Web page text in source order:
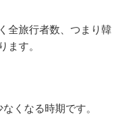
全旅行者数、つまり韓
ます。
くなる時期です。